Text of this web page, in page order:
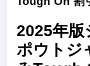
2025年
ポウトジ